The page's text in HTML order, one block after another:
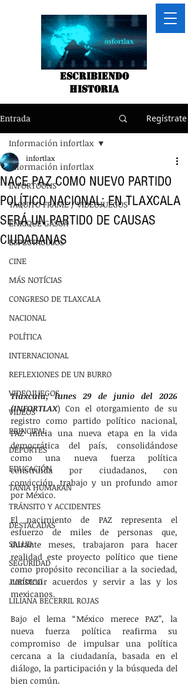
Escribiendo
historia
Entrada Regístrate
Información infortlax
INFORTOONS
TAQUITO FRAME / VIDEOJUEGOS
ENRIQUE GASGA
ESPECTACULOS
CINE
MÁS NOTÍCIAS
CONGRESO DE TLAXCALA
NACIONAL
POLÍTICA
INTERNACIONAL
REFLEXIONES DE UN BURRO
VIDEOJUEGOS
VIDEOS
PRINCIPAL
DEPORTES
EDUCACIÓN
TANIA HUMARAN
TRÁNSITO Y ACCIDENTES
DESTACADAS
SALUD
SEGURIDAD
JURÍDICO
LILIANA BECERRIL ROJAS
Información infortlax
NACE PAZ COMO NUEVO PARTIDO
POLÍTICO NACIONAL; EN TLAXCALA
SERÁ UN PARTIDO DE CAUSAS
CIUDADANAS
infortlax
Tlaxcala, lunes 29 de junio del 2026
(INFORTLAX) Con el otorgamiento de su
registro como partido político nacional,
PAZ inicia una nueva etapa en la vida
democrática del país, consolidándose
como una nueva fuerza política
construida por ciudadanos, con
convicción, trabajo y un profundo amor
por México.
El nacimiento de PAZ representa el
esfuerzo de miles de personas que,
durante meses, trabajaron para hacer
realidad este proyecto político que tiene
como propósito reconciliar a la sociedad,
construir acuerdos y servir a las y los
mexicanos.
Bajo el lema “México merece PAZ”, la
nueva fuerza política reafirma su
compromiso de impulsar una política
cercana a la ciudadanía, basada en el
diálogo, la participación y la búsqueda del
bien común.